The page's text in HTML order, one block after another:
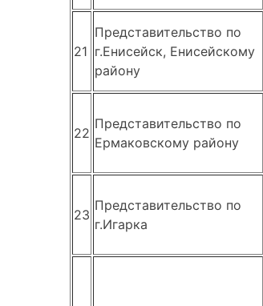
21
Представительство по
г.Енисейск, Енисейскому
району
22
Представительство по
Ермаковскому району
23
Представительство по
г.Игарка